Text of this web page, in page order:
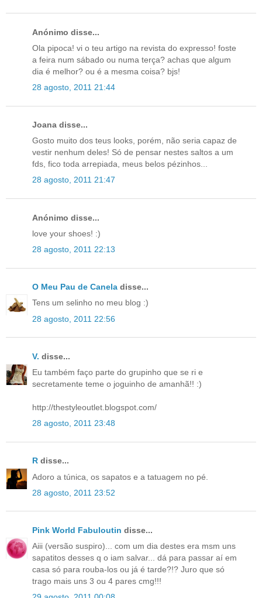
Anónimo disse...
Ola pipoca! vi o teu artigo na revista do expresso! foste
a feira num sábado ou numa terça? achas que algum
dia é melhor? ou é a mesma coisa? bjs!
28 agosto, 2011 21:44
Joana disse...
Gosto muito dos teus looks, porém, não seria capaz de
vestir nenhum deles! Só de pensar nestes saltos a um
fds, fico toda arrepiada, meus belos pézinhos...
28 agosto, 2011 21:47
Anónimo disse...
love your shoes! :)
28 agosto, 2011 22:13
O Meu Pau de Canela disse...
Tens um selinho no meu blog :)
28 agosto, 2011 22:56
V. disse...
Eu também faço parte do grupinho que se ri e
secretamente teme o joguinho de amanhã!! :)
http://thestyleoutlet.blogspot.com/
28 agosto, 2011 23:48
R disse...
Adoro a túnica, os sapatos e a tatuagem no pé.
28 agosto, 2011 23:52
Pink World Fabuloutin disse...
Aiii (versão suspiro)... com um dia destes era msm uns
sapatitos desses q o iam salvar... dá para passar aí em
casa só para rouba-los ou já é tarde?!? Juro que só
trago mais uns 3 ou 4 pares cmg!!!